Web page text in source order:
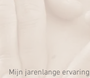
Mijn jarenlange